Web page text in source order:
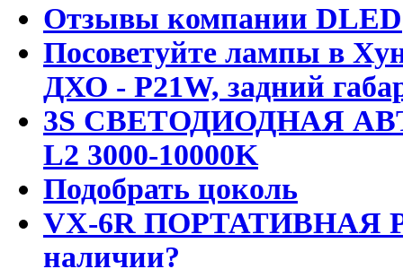
Отзывы компании DLED
Посоветуйте лампы в
ДХО - P21W, задний
3S СВЕТОДИОДНАЯ
L2 3000-10000K
Подобрать цоколь
VX-6R ПОРТАТИВНАЯ
наличии?